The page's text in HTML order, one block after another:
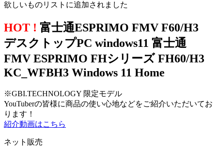
欲しいものリストに追加されました
HOT ! 富士通ESPRIMO FMV F60/H3
デスクトップPC windows11 富士通
FMV ESPRIMO FHシリーズ FH60/H3
KC_WFBH3 Windows 11 Home
※GBI.TECHNOLOGY 限定モデル
YouTuberの皆様に商品の使い心地などをご紹介いただいてお
ります！
紹介動画はこちら
ネット販売